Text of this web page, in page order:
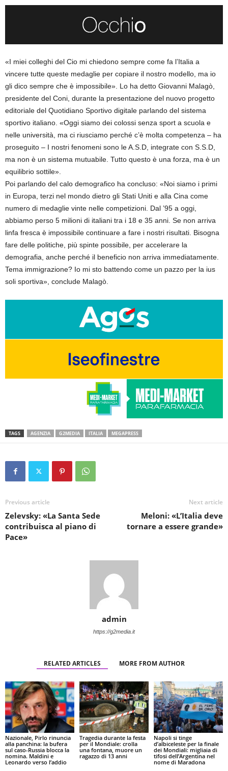
«I miei colleghi del Cio mi chiedono sempre come fa l’Italia a
vincere tutte queste medaglie per copiare il nostro modello, ma io
gli dico sempre che è impossibile». Lo ha detto Giovanni Malagò,
presidente del Coni, durante la presentazione del nuovo progetto
editoriale del Quotidiano Sportivo digitale parlando del sistema
sportivo italiano. «Oggi siamo dei colossi senza sport a scuola e
nelle università, ma ci riusciamo perché c’è molta competenza – ha
proseguito – I nostri fenomeni sono le A.S.D, integrate con S.S.D,
ma non è un sistema mutuabile. Tutto questo è una forza, ma è un
equilibrio sottile».
Poi parlando del calo demografico ha concluso: «Noi siamo i primi
in Europa, terzi nel mondo dietro gli Stati Uniti e alla Cina come
numero di medaglie vinte nelle competizioni. Dal ’95 a oggi,
abbiamo perso 5 milioni di italiani tra i 18 e 35 anni. Se non arriva
linfa fresca è impossibile continuare a fare i nostri risultati. Bisogna
fare delle politiche, più spinte possibile, per accelerare la
demografia, anche perché il beneficio non arriva immediatamente.
Tema immigrazione? Io mi sto battendo come un pazzo per la ius
soli sportiva», conclude Malagò.
TAGS AGENZIA G2MEDIA ITALIA MEGAPRESS
Previous article
Zelevsky: «La Santa Sede
contribuisca al piano di
Pace»
Next article
Meloni: «L’Italia deve
tornare a essere grande»
admin
https://g2media.it
RELATED ARTICLES MORE FROM AUTHOR
Nazionale, Pirlo rinuncia
alla panchina: la bufera
sul caso-Russia blocca la
nomina. Maldini e
Leonardo verso l’addio
Tragedia durante la festa
per il Mondiale: crolla
una fontana, muore un
ragazzo di 13 anni
Napoli si tinge
d’albiceleste per la finale
dei Mondiali: migliaia di
tifosi dell’Argentina nel
nome di Maradona